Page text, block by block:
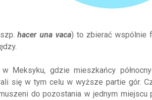
hacer una vaca) to zbierać wspólnie
w Meksyku, gdzie mieszkańcy
się w tym celu w wyższe partie gór.
do pozostania w jednym